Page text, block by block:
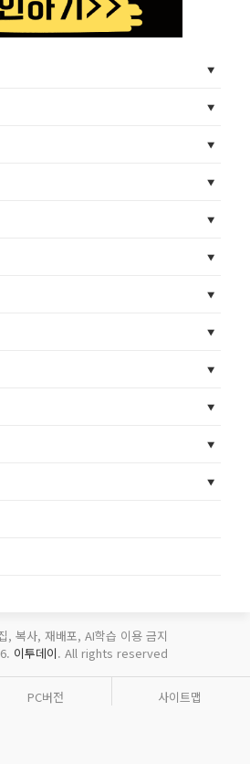
, 복사, 재배포, AI학습 이용 금지
이투데이. All rights reserved
PC버전 사이트맵